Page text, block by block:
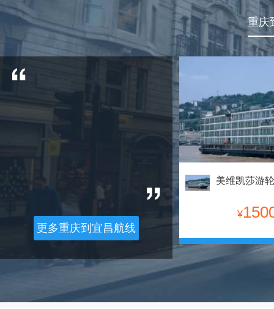
重庆
更多重庆到宜昌航线
¥